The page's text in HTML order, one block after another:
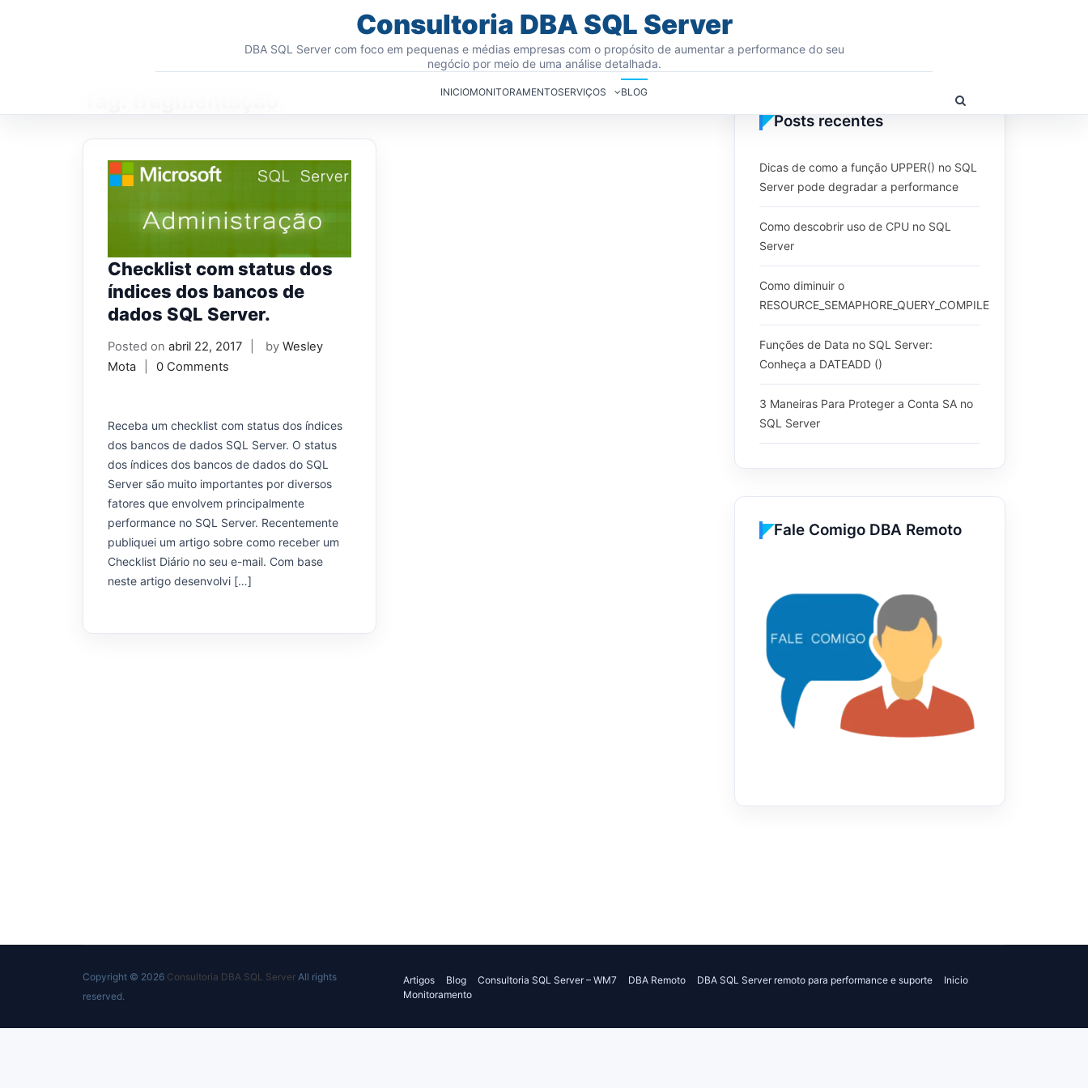
Consultoria DBA SQL Server
DBA SQL Server com foco em pequenas e médias empresas com o propósito de aumentar a performance do seu
negócio por meio de uma análise detalhada.
INICIOMONITORAMENTOSERVIÇOS BLOG
Show
Search
Checklist com status dos
índices dos bancos de
dados SQL Server.
Posted on abril 22, 2017 by Wesley
Mota
0 Comments
Receba um checklist com status dos índices
dos bancos de dados SQL Server. O status
dos índices dos bancos de dados do SQL
Server são muito importantes por diversos
fatores que envolvem principalmente
performance no SQL Server. Recentemente
publiquei um artigo sobre como receber um
Checklist Diário no seu e-mail. Com base
neste artigo desenvolvi […]
Posts recentes
Dicas de como a função UPPER() no SQL
Server pode degradar a performance
Como descobrir uso de CPU no SQL
Server
Como diminuir o
RESOURCE_SEMAPHORE_QUERY_COMPILE
Funções de Data no SQL Server:
Conheça a DATEADD ()
3 Maneiras Para Proteger a Conta SA no
SQL Server
Fale Comigo DBA Remoto
Copyright © 2026 Consultoria DBA SQL Server All rights
reserved.
Artigos Blog Consultoria SQL Server – WM7 DBA Remoto DBA SQL Server remoto para performance e suporte
Inicio
Monitoramento